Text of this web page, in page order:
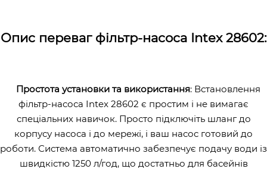
Опис переваг фільтр-насоса Intex 28602:
Простота установки та використання: Встановлення
фільтр-насоса Intex 28602 є простим і не вимагає
спеціальних навичок. Просто підключіть шланг до
корпусу насоса і до мережі, і ваш насос готовий до
роботи. Система автоматично забезпечує подачу води із
швидкістю 1250 л/год, що достатньо для басейнів